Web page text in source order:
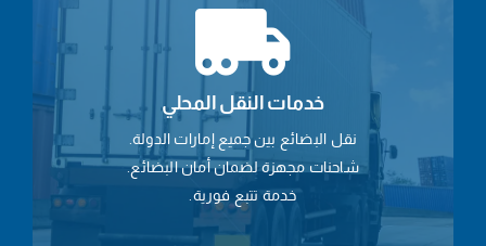
خدمات النقل المحلي
نقل البضائع بين جميع إمارات الدولة.
شاحنات مجهزة لضمان أمان البضائع.
خدمة تتبع فورية.